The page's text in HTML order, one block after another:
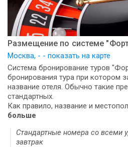
Размещение по системе
Москва, - - показать на карте
Система бронирование туров
бронирования тура при котором
название отеля. Обычно такие
стандартных.
Как правило, название и
больше
Стандартные номера со всеми
завтрак